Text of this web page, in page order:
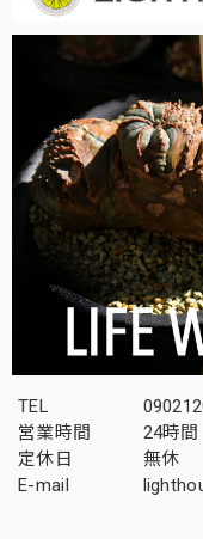
TEL
営業時間
24時間
定休日
無休
E-mail